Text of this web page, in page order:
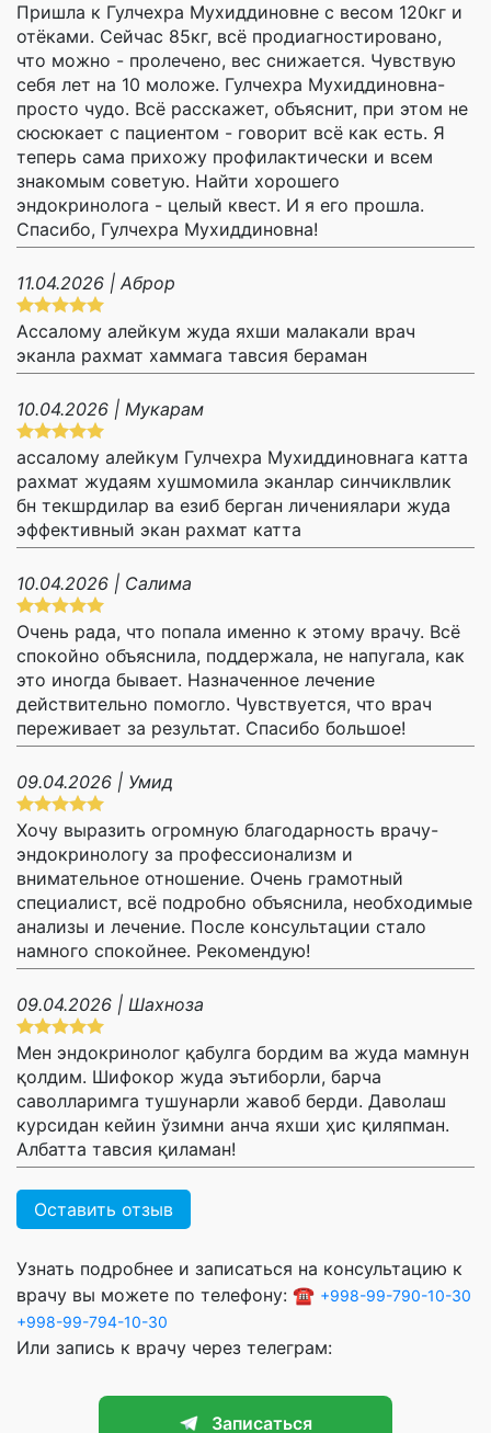
Пришла к Гулчехра Мухиддиновне с весом 120кг и
отёками. Сейчас 85кг, всё продиагностировано,
что можно - пролечено, вес снижается. Чувствую
себя лет на 10 моложе. Гулчехра Мухиддиновна-
просто чудо. Всё расскажет, объяснит, при этом не
сюсюкает с пациентом - говорит всё как есть. Я
теперь сама прихожу профилактически и всем
знакомым советую. Найти хорошего
эндокринолога - целый квест. И я его прошла.
Спасибо, Гулчехра Мухиддиновна!
11.04.2026 | Аброр
Ассалому алейкум жуда яхши малакали врач
эканла рахмат хаммага тавсия бераман
10.04.2026 | Мукарам
ассалому алейкум Гулчехра Мухиддиновнага катта
рахмат жудаям хушмомила эканлар синчиклвлик
бн текшрдилар ва езиб берган личениялари жуда
эффективный экан рахмат катта
10.04.2026 | Салима
Очень рада, что попала именно к этому врачу. Всё
спокойно объяснила, поддержала, не напугала, как
это иногда бывает. Назначенное лечение
действительно помогло. Чувствуется, что врач
переживает за результат. Спасибо большое!
09.04.2026 | Умид
Хочу выразить огромную благодарность врачу-
эндокринологу за профессионализм и
внимательное отношение. Очень грамотный
специалист, всё подробно объяснила, необходимые
анализы и лечение. После консультации стало
намного спокойнее. Рекомендую!
09.04.2026 | Шахноза
Мен эндокринолог қабулга бордим ва жуда мамнун
қолдим. Шифокор жуда эътиборли, барча
саволларимга тушунарли жавоб берди. Даволаш
курсидан кейин ўзимни анча яхши ҳис қиляпман.
Албатта тавсия қиламан!
Оставить отзыв
Узнать подробнее и записаться на консультацию к
врачу вы можете по телефону: ☎️ +998-99-790-10-30
+998-99-794-10-30
Или запись к врачу через телеграм:
Записаться